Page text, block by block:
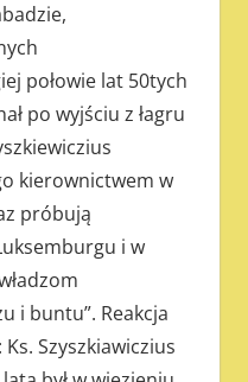
połowie lat 50tych
po wyjściu z łagru
kierownictwem w
próbują
i w
i buntu”. Reakcja
Szyszkiawiczius